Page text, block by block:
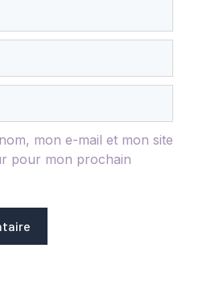
mon e-mail et mon site
pour mon prochain